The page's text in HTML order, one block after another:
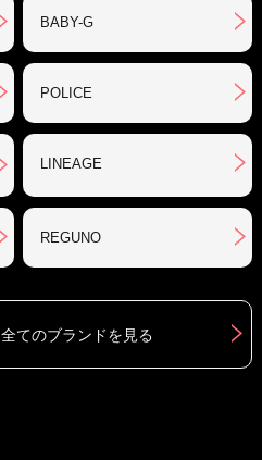
BABY-G
POLICE
LINEAGE
REGUNO
全てのブランドを見る